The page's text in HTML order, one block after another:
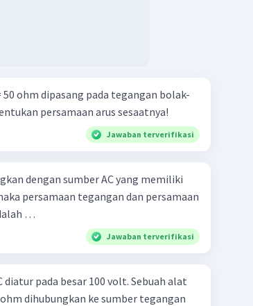
ohm dipasang pada tegangan bolak-
persamaan arus sesaatnya!
Jawaban terverifikasi
dengan sumber AC yang memiliki
persamaan tegangan dan persamaan
…
Jawaban terverifikasi
diatur pada besar 100 volt. Sebuah alat
dihubungkan ke sumber tegangan